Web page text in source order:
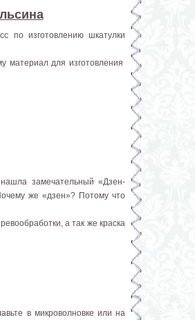
по изготовлению шкатулки
материал для изготовления
замечательный «Дзен-
же «дзен»? Потому что
а так же краска
в микроволновке или на